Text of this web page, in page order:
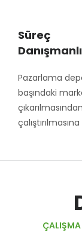
Süreç
Pazarlama
başındaki
ÇALIŞMA